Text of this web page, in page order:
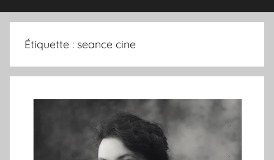
le
magazine
du
Étiquette : seance cine